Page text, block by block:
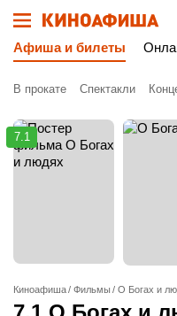
Афиша и билеты
В прокате Спектакли
7.1
Киноафиша Фильмы О Богах и